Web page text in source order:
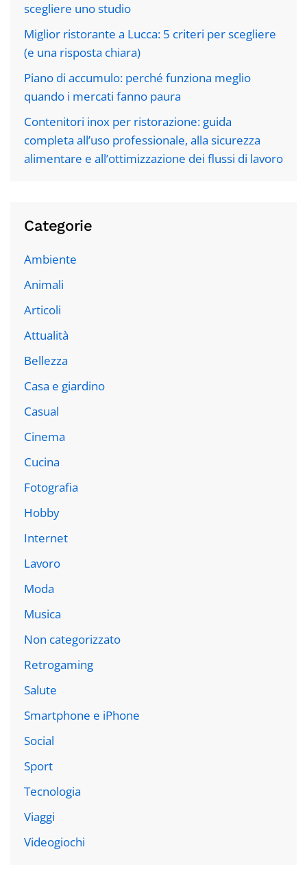
scegliere uno studio
Miglior ristorante a Lucca: 5 criteri per scegliere
(e una risposta chiara)
Piano di accumulo: perché funziona meglio
quando i mercati fanno paura
Contenitori inox per ristorazione: guida
completa all’uso professionale, alla sicurezza
alimentare e all’ottimizzazione dei flussi di lavoro
Categorie
Ambiente
Animali
Articoli
Attualità
Bellezza
Casa e giardino
Casual
Cinema
Cucina
Fotografia
Hobby
Internet
Lavoro
Moda
Musica
Non categorizzato
Retrogaming
Salute
Smartphone e iPhone
Social
Sport
Tecnologia
Viaggi
Videogiochi